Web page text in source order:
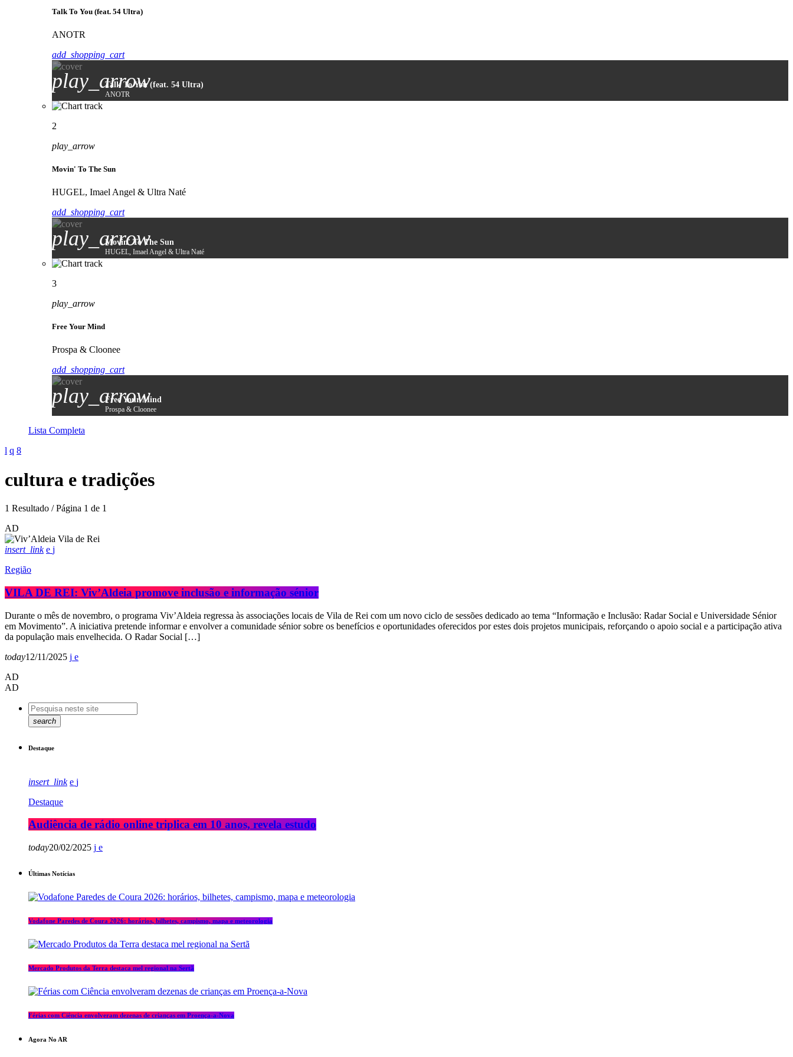
Talk To You (feat. 54 Ultra)
ANOTR
add_shopping_cart
play_arrowTalk To You (feat. 54 Ultra)
ANOTR
2
play_arrow
Movin' To The Sun
HUGEL, Imael Angel & Ultra Naté
add_shopping_cart
play_arrow
Movin' To The Sun
HUGEL, Imael Angel & Ultra Naté
3
play_arrow
Free Your Mind
Prospa & Cloonee
add_shopping_cart
play_arrow
Free Your Mind
Prospa & Cloonee
Lista Completa
cultura e tradições
1 Resultado / Página 1 de 1
AD
insert_link
Região
VILA DE REI: Viv’Aldeia promove inclusão e informação sénior
Durante o mês de novembro, o programa Viv’Aldeia regressa às associações locais de Vila de Rei com um novo ciclo de sessões dedicado ao tema “Informação e Inclusão: Radar Social e Universidade Sénior
em Movimento”. A iniciativa pretende informar e envolver a comunidade sénior sobre os benefícios e oportunidades oferecidos por estes dois projetos municipais, reforçando o apoio social e a participação ativa
da população mais envelhecida. O Radar Social […]
today12/11/2025
AD
AD
search
Destaque
insert_link
Destaque
Audiência de rádio online triplica em 10 anos, revela estudo
today20/02/2025
Últimas Notícias
Vodafone Paredes de Coura 2026: horários, bilhetes, campismo, mapa e meteorologia
Mercado Produtos da Terra destaca mel regional na Sertã
Férias com Ciência envolveram dezenas de crianças em Proença-a-Nova
Agora No AR